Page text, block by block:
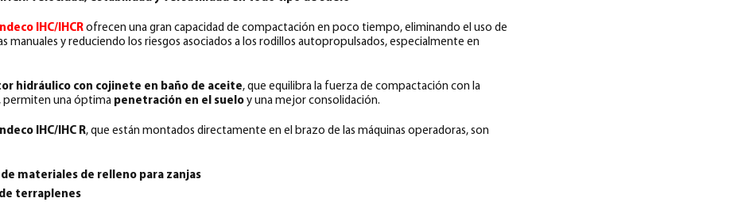
IHC/IHCRofrecen una gran capacidad de compactación en poco tiempo, eliminando el uso de
manuales y reduciendo los riesgos asociados a los rodillos autopropulsados, especialmente en
hidráulico con cojinete en baño de aceite, que equilibra la fuerza de compactación con la
permiten una óptima penetración en el suelo y una mejor consolidación.
IHC/IHC R, que están montados directamente en el brazo de las máquinas operadoras, son
materiales de relleno para zanjas
terraplenes